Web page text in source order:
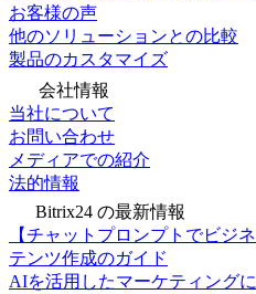
お客様の声
他のソリューションとの比較
製品のカスタマイズ
会社情報
当社について
お問い合わせ
メディアでの紹介
法的情報
Bitrix24 の最新情報
【チャットプロンプトでビジ
テンツ作成のガイド
AIを活用したマーケティング